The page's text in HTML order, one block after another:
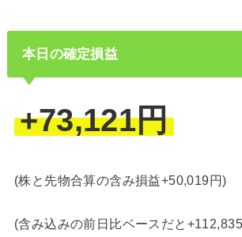
本日の確定損益
+73,121円
(株と先物合算の含み損益+50,019円)
(含み込みの前日比ベースだと